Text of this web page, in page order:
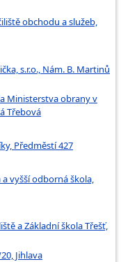
obchodu a služeb,
s.r.o., Nám. B. Martinů
Ministerstva obrany v
Třebová
Předměstí 427
vyšší odborná škola,
a Základní škola Třešť,
Jihlava